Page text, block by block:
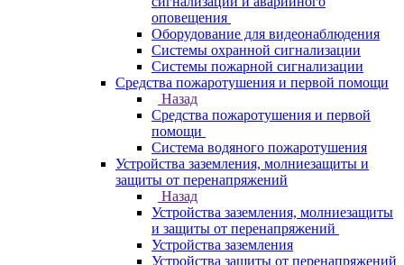
оповещения
Оборудование для видеонаблюдения
Системы охранной сигнализации
Системы пожарной сигнализации
Средства пожаротушения и первой помощи
Назад
Средства пожаротушения и первой
помощи
Система водяного пожаротушения
Устройства заземления, молниезащиты и
защиты от перенапряжений
Назад
Устройства заземления, молниезащиты
и защиты от перенапряжений
Устройства заземления
Устройства защиты от перенапряжений